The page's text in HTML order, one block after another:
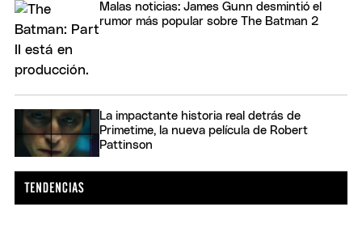
Malas noticias: James Gunn desmintió el
rumor más popular sobre The Batman 2
La impactante historia real detrás de
Primetime, la nueva película de Robert
Pattinson